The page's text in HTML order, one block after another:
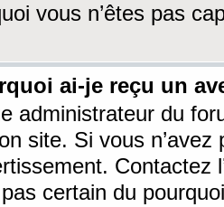
vous n’êtes pas
ai-je reçu un
administrateur du
site. Si vous
Contactez
pas certain du